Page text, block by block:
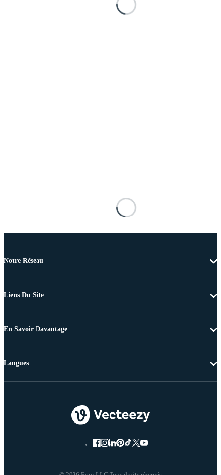
Notre Réseau
Liens Du Site
En Savoir Davantage
Langues